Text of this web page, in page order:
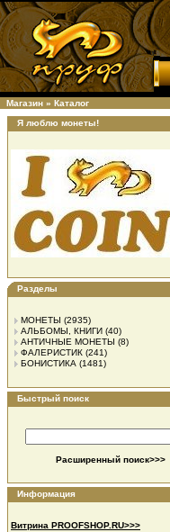
Магазин » Каталог
Я люблю монеты!
Разделы
МОНЕТЫ (2935)
АЛЬБОМЫ, КНИГИ (40)
АНТИЧНЫЕ МОНЕТЫ (8)
ФАЛЕРИСТИК (241)
БОНИСТИКА (1481)
Быстрый поиск
Расширенный поиск>>>
Информация
Витрина PROOFSHOP.RU>>>